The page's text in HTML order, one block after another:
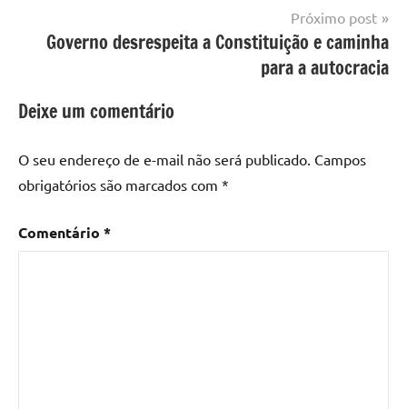
Próximo post
Governo desrespeita a Constituição e caminha
para a autocracia
Deixe um comentário
O seu endereço de e-mail não será publicado. Campos
obrigatórios são marcados com *
Comentário *